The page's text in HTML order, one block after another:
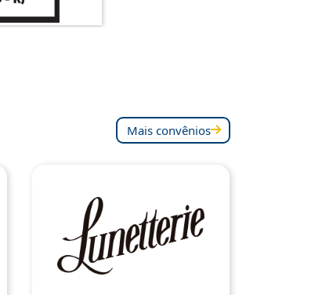
Mais convênios